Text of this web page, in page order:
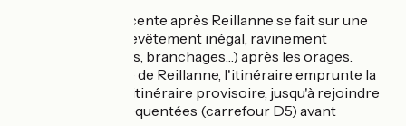
, la descente après Reillanne se fait sur une
route étroite, au revêtement inégal, ravinement
important (pierres, branchages…) après les orages.
Après la descente de Reillanne, l'itinéraire emprunte la
D4100 sur 5 km d’itinéraire provisoire, jusqu'à rejoindre
des routes peu fréquentées (carrefour D5) avant